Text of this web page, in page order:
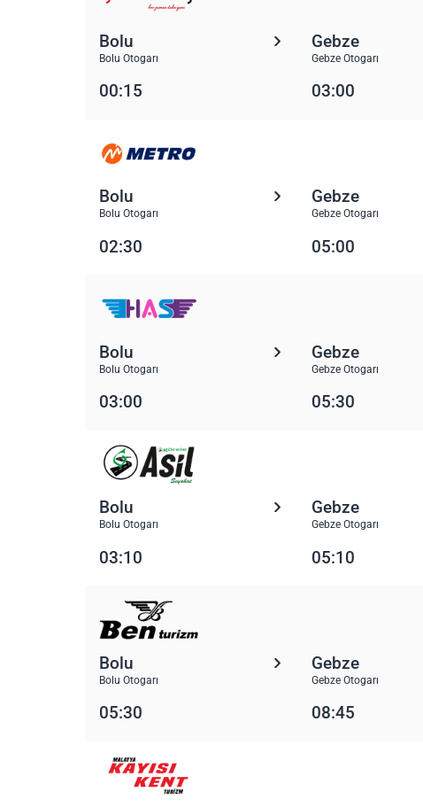
Bolu
Bolu Otogarı
Gebze
Gebze Otogarı
00:15 03:00
Bolu
Bolu Otogarı
Gebze
Gebze Otogarı
02:30 05:00
Bolu
Bolu Otogarı
Gebze
Gebze Otogarı
03:00 05:30
Bolu
Bolu Otogarı
Gebze
Gebze Otogarı
03:10 05:10
Bolu
Bolu Otogarı
Gebze
Gebze Otogarı
05:30 08:45